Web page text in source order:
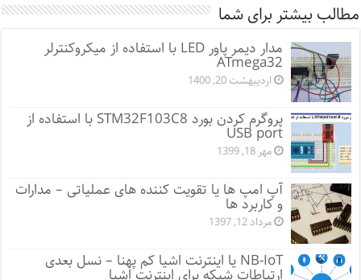
مطالب بیشتر برای شما
مدار دیمر پاور LED با استفاده از میکروکنترلر
ATmega32
اردیبهشت 20, 1400
پروگرم کردن بورد STM32F103C8 با استفاده از
USB port
مهر 18, 1399
آپ امپ ها یا تقویت کننده های عملیاتی – مدارات
و کاربرد ها
مرداد 12, 1397
NB-IoT یا اینترنت اشیا کم پهنا – نسل بعدی